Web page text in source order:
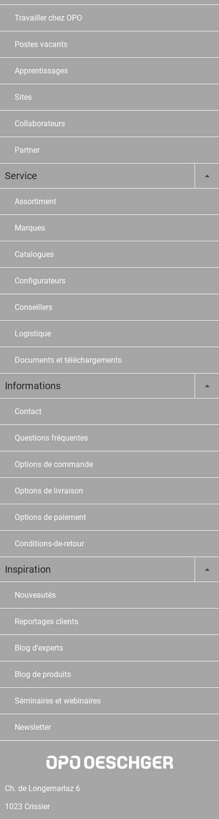
Travailler chez OPO
Postes vacants
Apprentissages
Sites
Collaborateurs
Partner
Service
Assortiment
Marques
Catalogues
Configurateurs
Conseillers
Logistique
Documents et téléchargements
Informations
Contact
Questions fréquentes
Options de commande
Options de livraison
Options de paiement
Conditions-de-retour
Inspiration
Nouveautés
Reportages clients
Blog d'experts
Blog de produits
Séminaires et webinaires
Newsletter
Ch. de Longemarlaz 6
1023 Crissier